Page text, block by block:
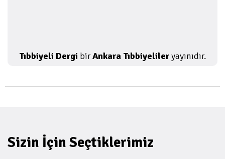
Tıbbiyeli Dergi birAnkara Tıbbiyelileryayınıdır.
Sizin İçin Seçtiklerimiz